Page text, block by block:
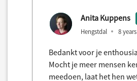
Anita Kuppens
Hengstdal 8
Bedankt voor je
Mocht je meer mensen
meedoen, laat het hen